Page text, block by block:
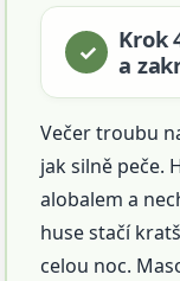
Krok
a
Večer troubu
jak silně peče.
alobalem a
huse stačí
celou noc.